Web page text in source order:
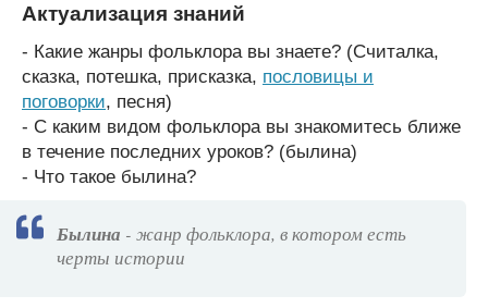
Актуализация знаний
- Какие жанры фольклора вы знаете? (Считалка,
сказка, потешка, присказка, пословицы и
поговорки, песня)
- С каким видом фольклора вы знакомитесь ближе
в течение последних уроков? (былина)
- Что такое былина?
Былина - жанр фольклора, в котором есть
черты истории